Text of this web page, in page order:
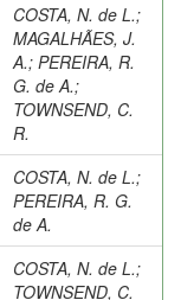
COSTA, N. de L.;
MAGALHÃES, J.
A.; PEREIRA, R.
G. de A.;
TOWNSEND, C.
R.
COSTA, N. de L.;
PEREIRA, R. G.
de A.
COSTA, N. de L.;
TOWNSEND, C.